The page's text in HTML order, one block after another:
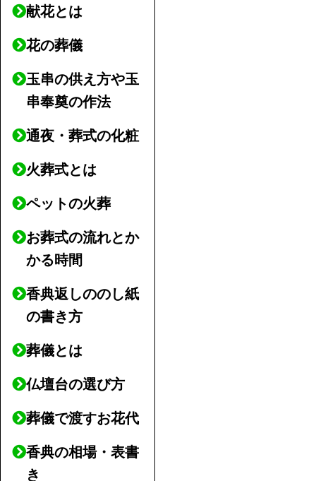
献花とは
花の葬儀
玉串の供え方や玉
串奉奠の作法
通夜・葬式の化粧
火葬式とは
ペットの火葬
お葬式の流れとか
かる時間
香典返しののし紙
の書き方
葬儀とは
仏壇台の選び方
葬儀で渡すお花代
香典の相場・表書
き